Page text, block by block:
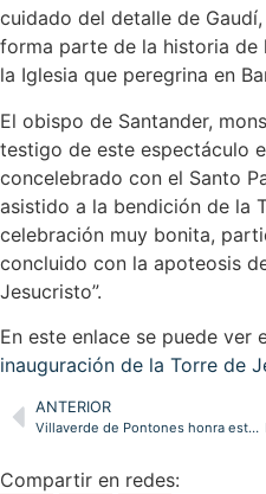
cuidado del detalle de
forma parte de la historia de
la Iglesia que peregrina en
El obispo de Santander,
testigo de este espectáculo
concelebrado con el Santo
asistido a la bendición de la
celebración muy bonita,
concluido con la apoteosis
Jesucristo”.
En este enlace se puede ver
inauguración de la Torre de
ANTERIOR
Villaverde de Pontones honra este sábado a san Antonio de Padua con una Eucaristía
Compartir en redes: